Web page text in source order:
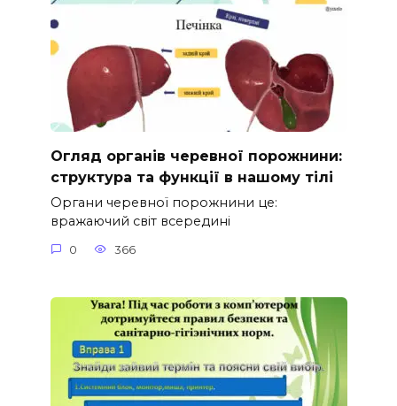
Огляд органів черевної порожнини:
структура та функції в нашому тілі
Органи черевної порожнини це:
вражаючий світ всередині
0 366